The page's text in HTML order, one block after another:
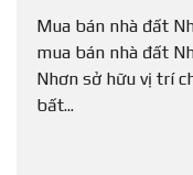
Mua bán nhà đất
mua bán nhà đất
Nhơn sở hữu vị trí
bất...